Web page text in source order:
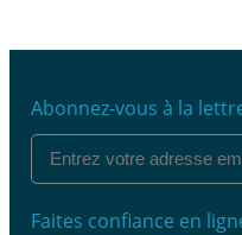
Abonnez-vous à la
Faites confiance en